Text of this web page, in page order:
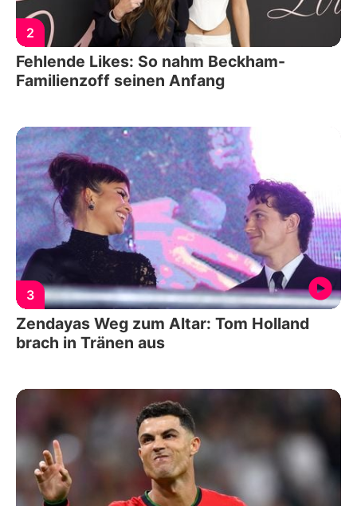
2
Fehlende Likes: So nahm Beckham-
Familienzoff seinen Anfang
3
Zendayas Weg zum Altar: Tom Holland
brach in Tränen aus